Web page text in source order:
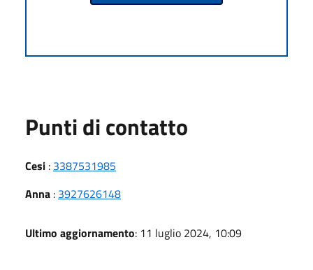
Punti di contatto
Cesi : 3387531985
Anna : 3927626148
Ultimo aggiornamento: 11 luglio 2024, 10:09